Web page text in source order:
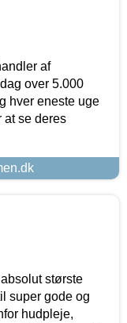
af
over 5.000
hver eneste uge
at se deres
største
super gode og
hudpleje,